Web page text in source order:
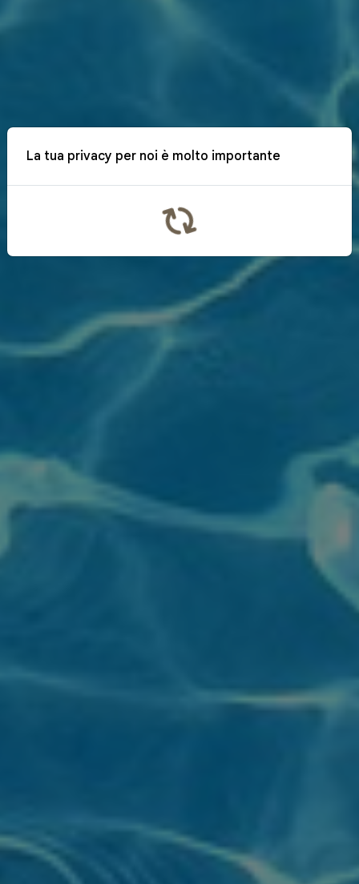
La tua privacy per noi è molto importante